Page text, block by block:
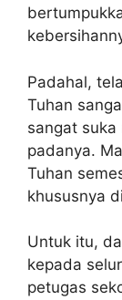
Padahal,
Tuhan
sangat suka
padanya.
Tuhan
khususnya
Untuk itu,
kepada
petugas